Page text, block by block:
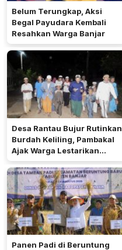
Belum Terungkap, Aksi
Begal Payudara Kembali
Resahkan Warga Banjar
Desa Rantau Bujur Rutinkan
Burdah Keliling, Pambakal
Ajak Warga Lestarikan
Tradisi Keagamaan
Panen Padi di Beruntung